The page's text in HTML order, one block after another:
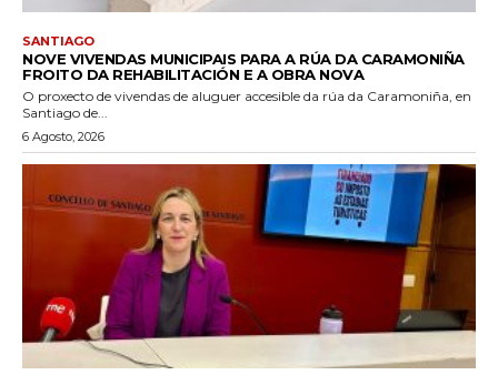
SANTIAGO
NOVE VIVENDAS MUNICIPAIS PARA A RÚA DA CARAMONIÑA
FROITO DA REHABILITACIÓN E A OBRA NOVA
O proxecto de vivendas de aluguer accesible da rúa da Caramoniña, en
Santiago de...
6 Agosto, 2026